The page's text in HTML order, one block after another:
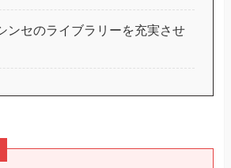
ンセのライブラリーを充実させ